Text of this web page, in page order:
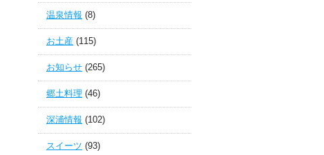
温泉情報 (8)
お土産 (115)
お知らせ (265)
郷土料理 (46)
深浦情報 (102)
スイーツ (93)